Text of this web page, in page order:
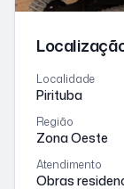
Localidade
Pirituba
Região
Zona Oeste
Atendimento
Obras